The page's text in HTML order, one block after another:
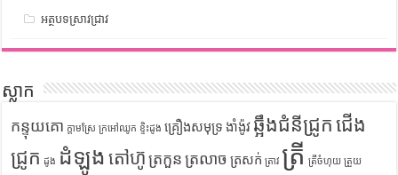
អត្ថបទស្រាវជ្រាវ
ស្លាក
កន្ទុយគោ ក្តាមស្រែ ក្រអៅឈូក ខ្ទិះដូង គ្រឿងសមុទ្រ ងាំង៉ូវ ឆ្អឹងជំនីជ្រូក ជើង
ជ្រូក ដូង ដំឡូង តៅហ៊ូ ត្រកួន ត្រលាច ត្រសក់ ត្រាវ ត្រី ត្រីចំហុយ ត្រួយ